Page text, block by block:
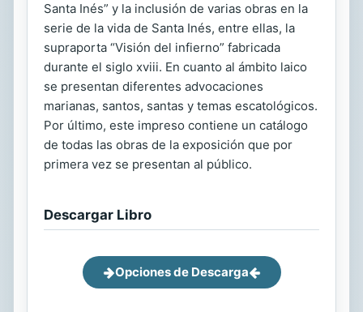
Santa Inés” y la inclusión de varias obras en la
serie de la vida de Santa Inés, entre ellas, la
supraporta “Visión del infierno” fabricada
durante el siglo xviii. En cuanto al ámbito laico
se presentan diferentes advocaciones
marianas, santos, santas y temas escatológicos.
Por último, este impreso contiene un catálogo
de todas las obras de la exposición que por
primera vez se presentan al público.
Descargar Libro
Opciones de Descarga